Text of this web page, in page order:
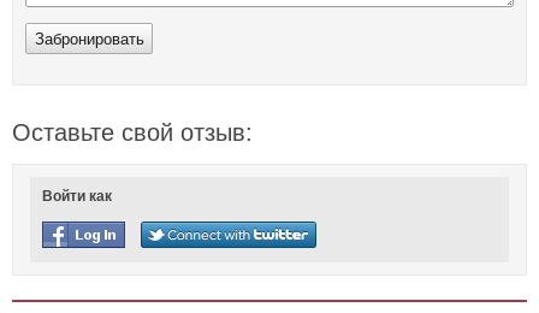
Оставьте свой отзыв:
Войти как